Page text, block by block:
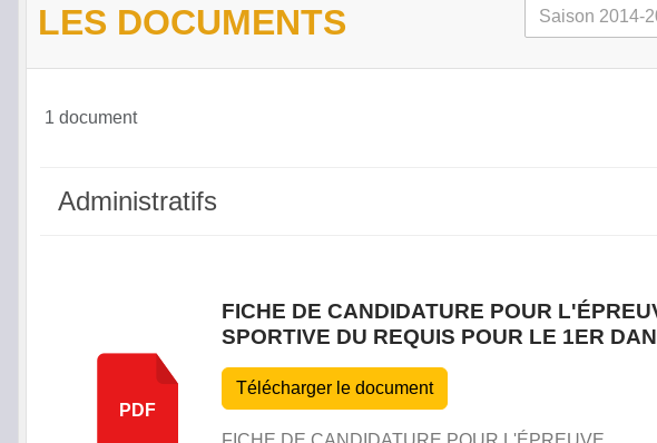
LES DOCUMENTS
1 document
Administratifs
PDF
FICHE DE CANDIDATURE POUR
SPORTIVE DU REQUIS POUR LE 1ER DAN
Télécharger le document